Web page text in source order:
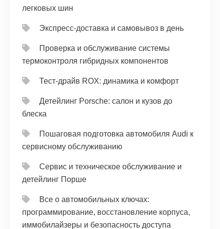
легковых шин
Экспресс-доставка и самовывоз в день
Проверка и обслуживание системы
термоконтроля гибридных компонентов
Тест‑драйв ROX: динамика и комфорт
Детейлинг Porsche: салон и кузов до
блеска
Пошаговая подготовка автомобиля Audi к
сервисному обслуживанию
Сервис и техническое обслуживание и
детейлинг Порше
Все о автомобильных ключах:
программирование, восстановление корпуса,
иммобилайзеры и безопасность доступа